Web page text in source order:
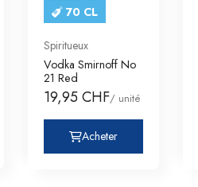
70 CL
Spiritueux
Vodka Smirnoff No
21 Red
19,95 CHF/ unité
Acheter